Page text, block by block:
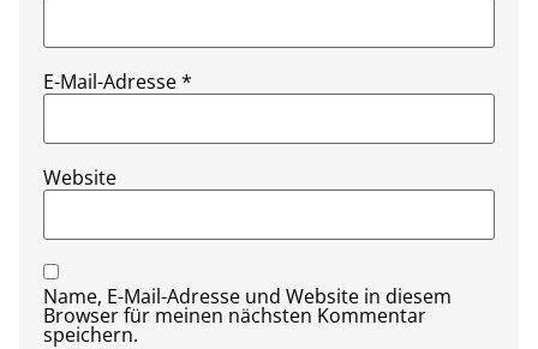
E-Mail-Adresse*
Website
Name, E-Mail-Adresse und Website in diesem
Browser für meinen nächsten Kommentar
speichern.